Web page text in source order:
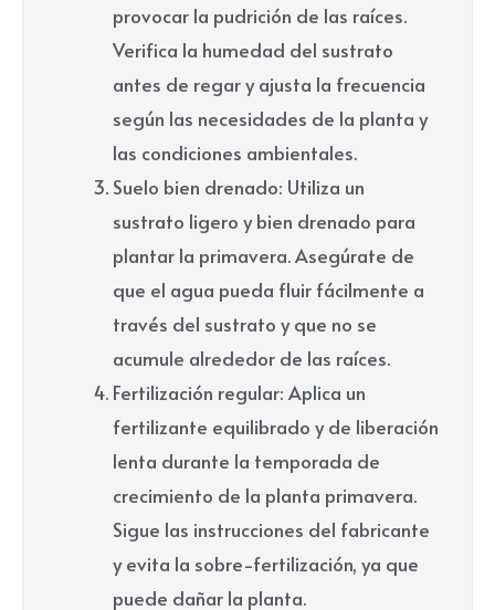
provocar la pudrición de las raíces.
Verifica la humedad del sustrato
antes de regar y ajusta la frecuencia
según las necesidades de la planta y
las condiciones ambientales.
Suelo bien drenado: Utiliza un
sustrato ligero y bien drenado para
plantar la primavera. Asegúrate de
que el agua pueda fluir fácilmente a
través del sustrato y que no se
acumule alrededor de las raíces.
Fertilización regular: Aplica un
fertilizante equilibrado y de liberación
lenta durante la temporada de
crecimiento de la planta primavera.
Sigue las instrucciones del fabricante
y evita la sobre-fertilización, ya que
puede dañar la planta.